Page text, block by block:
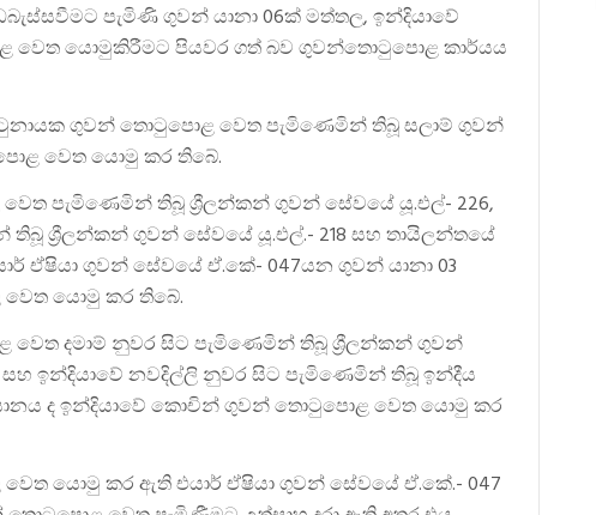
පැමිණි ගුවන් යානා 06ක් මත්තල, ඉන්දියාවේ
වෙත යොමුකිරීමට පියවර ගත් බව ගුවන්තොටුපොළ කාර්යය
ගුවන් තොටුපොළ වෙත පැමිණෙමින් තිබූ සලාම් ගුවන්
වෙත යොමු කර තිබේ.
පැමිණෙමින් තිබූ ශ්‍රීලන්කන් ගුවන් සේවයේ යූ.එල්- 226,
ශ්‍රීලන්කන් ගුවන් සේවයේ යූ.එල්.- 218 සහ තායිලන්තයේ
ඒෂියා ගුවන් සේවයේ ඒ.කේ- 047යන ගුවන් යානා 03
වෙත යොමු කර තිබේ.
දමාම් නුවර සිට පැමිණෙමින් තිබූ ශ්‍රීලන්කන් ගුවන්
ඉන්දියාවේ නවදිල්ලි නුවර සිට පැමිණෙමින් තිබූ ඉන්දීය
ද ඉන්දියාවේ කොචින් ගුවන් තොටුපොළ වෙත යොමු කර
යොමු කර ඇති එයාර් ඒෂියා ගුවන් සේවයේ ඒ.කේ.- 047